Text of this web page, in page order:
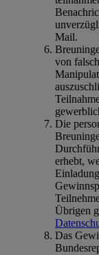
Mail.
von
Die
erhebt,
Übrigen
Das